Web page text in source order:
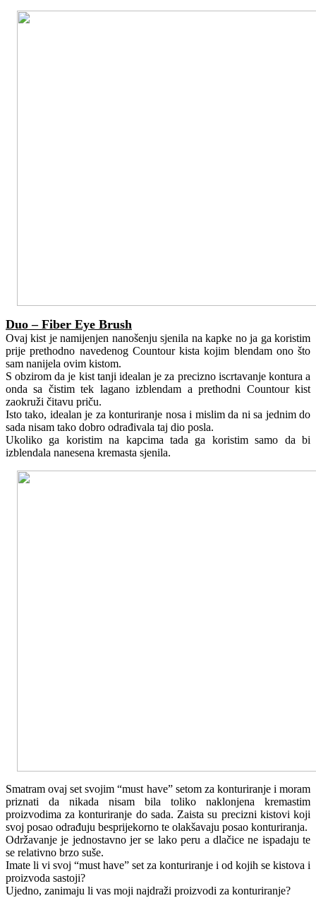
Duo – Fiber Eye Brush
Ovaj kist je namijenjen nanošenju sjenila na kapke no ja ga koristim
prije prethodno navedenog Countour kista kojim blendam ono što
sam nanijela ovim kistom.
S obzirom da je kist tanji idealan je za precizno iscrtavanje kontura a
onda sa čistim tek lagano izblendam a prethodni Countour kist
zaokruži čitavu priču.
Isto tako, idealan je za konturiranje nosa i mislim da ni sa jednim do
sada nisam tako dobro odrađivala taj dio posla.
Ukoliko ga koristim na kapcima tada ga koristim samo da bi
izblendala nanesena kremasta sjenila.
Smatram ovaj set svojim “must have” setom za konturiranje i moram
priznati da nikada nisam bila toliko naklonjena kremastim
proizvodima za konturiranje do sada. Zaista su precizni kistovi koji
svoj posao odrađuju besprijekorno te olakšavaju posao konturiranja.
Održavanje je jednostavno jer se lako peru a dlačice ne ispadaju te
se relativno brzo suše.
Imate li vi svoj “must have” set za konturiranje i od kojih se kistova i
proizvoda sastoji?
Ujedno, zanimaju li vas moji najdraži proizvodi za konturiranje?